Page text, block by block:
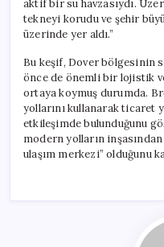
aktif bir su havzasıydı.
tekneyi korudu ve şehir
üzerinde yer aldı.”
Bu keşif, Dover bölgesinin
önce de önemli bir lojistik
ortaya koymuş durumda.
yollarını kullanarak ticaret
etkileşimde bulunduğunu
modern yolların
ulaşım merkezi” olduğunu